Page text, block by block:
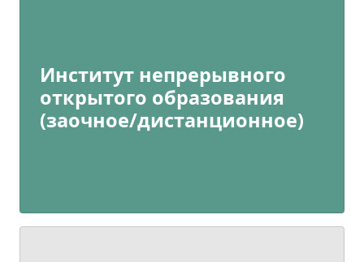
Институт непрерывного
открытого образования
(заочное/дистанционное)